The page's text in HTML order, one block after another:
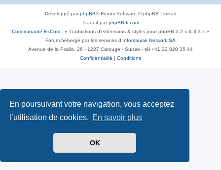
En poursuivant votre navigation, vous acceptez
l’utilisation de cookies. En savoir plus
OK
Développé parphpBB® Forum Software © phpBB Limited
Traduit parphpBB-fr.com
Communauté EzCom : « Traductions d'extensions & styles pour phpBB 3.2.x & 3.3.x »
Forum hébergé par les services d’ Infomaniak Network SA
Avenue de la Praille, 26 - 1227 Carouge - Suisse - tél +41 22 820 35 44
Confidentialité
Conditions